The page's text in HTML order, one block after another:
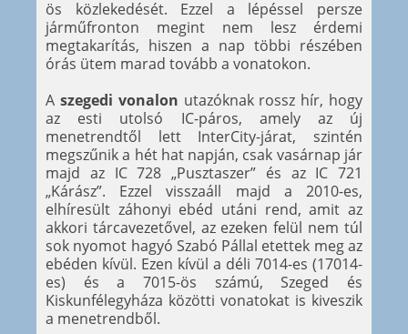
ös közlekedését. Ezzel a lépéssel persze
járműfronton megint nem lesz érdemi
megtakarítás, hiszen a nap többi részében
órás ütem marad tovább a vonatokon.
A szegedi vonalon utazóknak rossz hír, hogy
az esti utolsó IC-páros, amely az új
menetrendtől lett InterCity-járat, szintén
megszűnik a hét hat napján, csak vasárnap jár
majd az IC 728 „Pusztaszer” és az IC 721
„Kárász”. Ezzel visszaáll majd a 2010-es,
elhíresült záhonyi ebéd utáni rend, amit az
akkori tárcavezetővel, az ezeken felül nem túl
sok nyomot hagyó Szabó Pállal etettek meg az
ebéden kívül. Ezen kívül a déli 7014-es (17014-
es) és a 7015-ös számú, Szeged és
Kiskunfélegyháza közötti vonatokat is kiveszik
a menetrendből.